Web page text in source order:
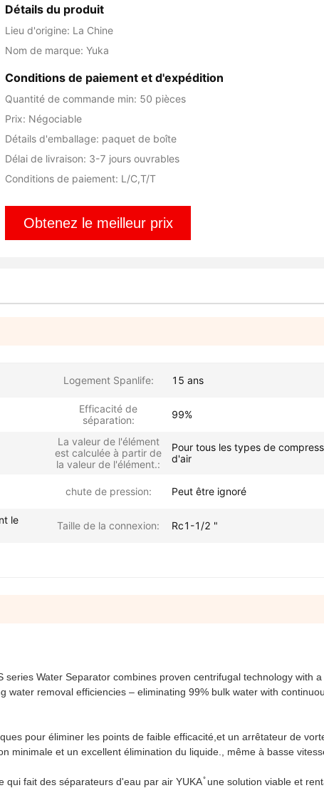
Détails du produit
Lieu d'origine: La Chine
Nom de marque: Yuka
Conditions de paiement et d'expédition
Quantité de commande min: 50 pièces
Prix: Négociable
Détails d'emballage: paquet de boîte
Délai de livraison: 3-7 jours ouvrables
Conditions de paiement: L/C,T/T
Obtenez le meilleur prix
Logement Spanlife: 15 ans
Efficacité de
séparation:
99%
La valeur de l'élément
est calculée à partir de
la valeur de l'élément.:
Pour tous les types de
d'air
chute de pression: Peut être ignoré
le
Taille de la connexion: Rc1-1/2 "
Water Separator combines proven centrifugal technology with a
water removal efficiencies – eliminating 99% bulk water with
pour éliminer les points de faible efficacité,et un arrêtateur de
minimale et un excellent élimination du liquide., même à basse
fait des séparateurs d'eau par air YUKA ̊ une solution viable et